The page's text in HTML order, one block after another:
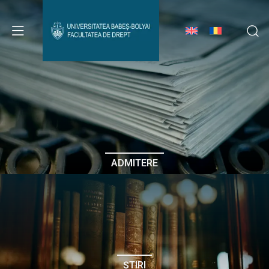
Avizier Studenți
Studii
Admitere
Erasmus & Internațional
Despre Facultate
ADMITERE
ȘTIRI